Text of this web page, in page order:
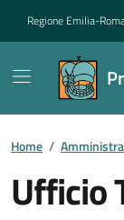
Regione Emilia-
Home /
Ufficio